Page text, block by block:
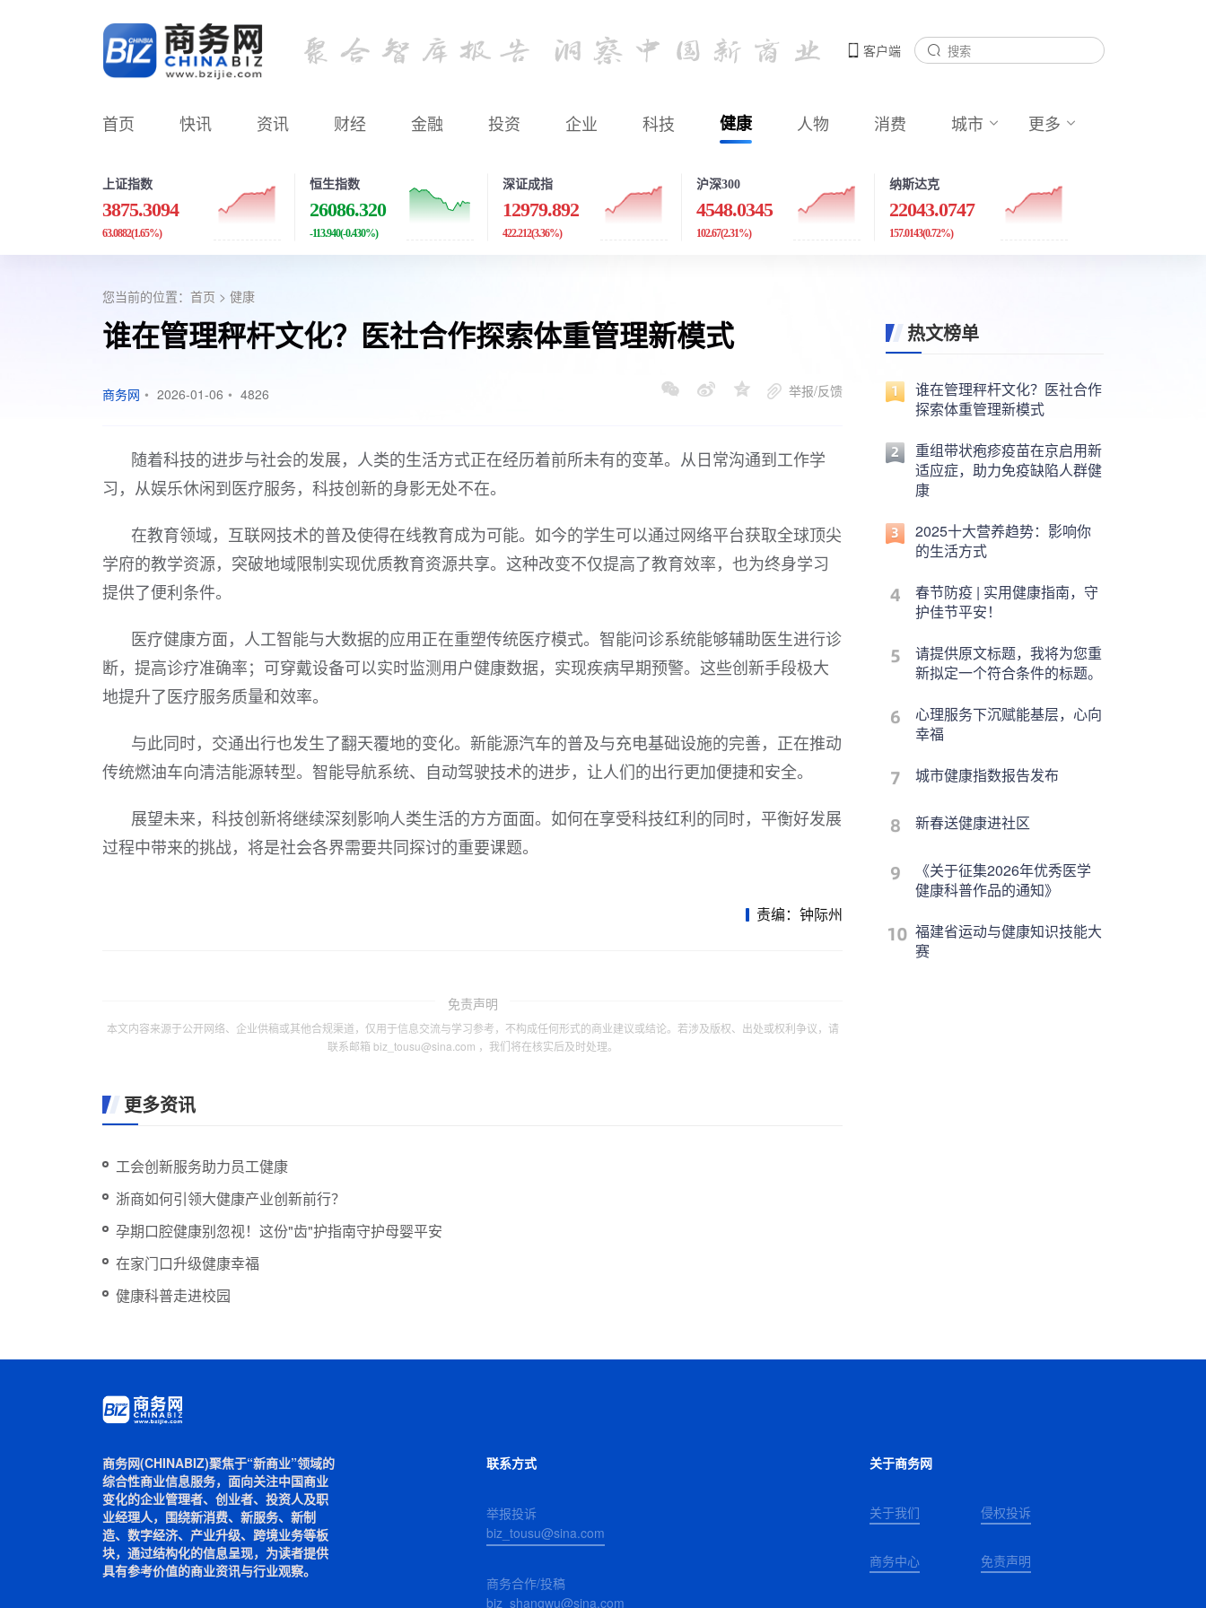
客户端
首页 快讯 资讯 财经 金融 投资 企业 科技 健康 人物 消费 城市 更多
上证指数
3875.3094
63.0882(1.65%)
恒生指数
26086.320
-113.940(-0.430%)
深证成指
12979.892
422.212(3.36%)
沪深300
4548.0345
102.67(2.31%)
纳斯达克
22043.0747
157.0143(0.72%)
您当前的位置： 首页 > 健康
谁在管理秤杆文化？医社合作探索体重管理新模式
商务网 • 2026-01-06 • 4826 举报/反馈
随着科技的进步与社会的发展，人类的生活方式正在经历着前所未有的变革。从日常沟通到工作学
习，从娱乐休闲到医疗服务，科技创新的身影无处不在。
在教育领域，互联网技术的普及使得在线教育成为可能。如今的学生可以通过网络平台获取全球顶尖
学府的教学资源，突破地域限制实现优质教育资源共享。这种改变不仅提高了教育效率，也为终身学习
提供了便利条件。
医疗健康方面，人工智能与大数据的应用正在重塑传统医疗模式。智能问诊系统能够辅助医生进行诊
断，提高诊疗准确率；可穿戴设备可以实时监测用户健康数据，实现疾病早期预警。这些创新手段极大
地提升了医疗服务质量和效率。
与此同时，交通出行也发生了翻天覆地的变化。新能源汽车的普及与充电基础设施的完善，正在推动
传统燃油车向清洁能源转型。智能导航系统、自动驾驶技术的进步，让人们的出行更加便捷和安全。
展望未来，科技创新将继续深刻影响人类生活的方方面面。如何在享受科技红利的同时，平衡好发展
过程中带来的挑战，将是社会各界需要共同探讨的重要课题。
责编：钟际州
免责声明
本文内容来源于公开网络、企业供稿或其他合规渠道，仅用于信息交流与学习参考，不构成任何形式的商业建议或结论。若涉及版权、出处或权利争议，请
联系邮箱 biz_tousu@sina.com ，我们将在核实后及时处理。
更多资讯
工会创新服务助力员工健康
浙商如何引领大健康产业创新前行？
孕期口腔健康别忽视！这份"齿"护指南守护母婴平安
在家门口升级健康幸福
健康科普走进校园
热文榜单
谁在管理秤杆文化？医社合作
探索体重管理新模式
重组带状疱疹疫苗在京启用新
适应症，助力免疫缺陷人群健
康
2025十大营养趋势：影响你
的生活方式
春节防疫 | 实用健康指南，守
护佳节平安！
请提供原文标题，我将为您重
新拟定一个符合条件的标题。
心理服务下沉赋能基层，心向
幸福
城市健康指数报告发布
新春送健康进社区
《关于征集2026年优秀医学
健康科普作品的通知》
福建省运动与健康知识技能大
赛
商务网(CHINABIZ)聚焦于“新商业”领域的
综合性商业信息服务，面向关注中国商业
变化的企业管理者、创业者、投资人及职
业经理人，围绕新消费、新服务、新制
造、数字经济、产业升级、跨境业务等板
块，通过结构化的信息呈现，为读者提供
具有参考价值的商业资讯与行业观察。
联系方式
举报投诉
biz_tousu@sina.com
商务合作/投稿
biz_shangwu@sina.com
关于商务网
关于我们 侵权投诉
商务中心 免责声明